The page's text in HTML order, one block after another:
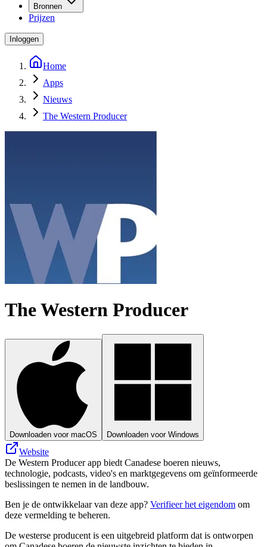
Bronnen
Prijzen
Inloggen
Home
Apps
Nieuws
The Western Producer
The Western Producer
Downloaden voor macOS Downloaden voor Windows
Website
De Western Producer app biedt Canadese boeren nieuws,
technologie, podcasts, video's en marktgegevens om geïnformeerde
beslissingen te nemen in de landbouw.
Ben je de ontwikkelaar van deze app? Verifieer het eigendom om
deze vermelding te beheren.
De westerse producent is een uitgebreid platform dat is ontworpen